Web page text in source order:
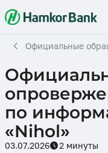
Официальные
по
«Nihol»
03.07.2026 2 минуты